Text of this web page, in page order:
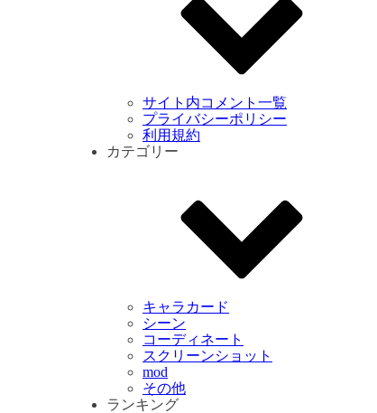
サイト内コメント一覧
プライバシーポリシー
利用規約
カテゴリー
キャラカード
シーン
コーディネート
スクリーンショット
mod
その他
ランキング